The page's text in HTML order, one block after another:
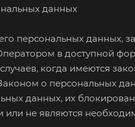
данных
персональных данных,
в доступной
когда имеются
о персональных
данных, их
не являются